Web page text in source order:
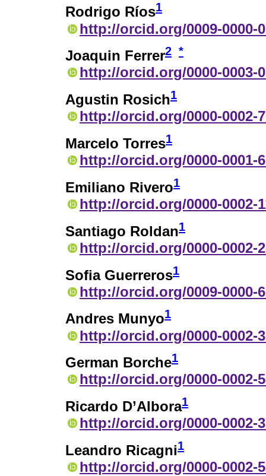
Rodrigo Ríos1
http://orcid.org/0009-0000-
Joaquin Ferrer2 *
http://orcid.org/0000-0003-
Agustin Rosich1
http://orcid.org/0000-0002-
Marcelo Torres1
http://orcid.org/0000-0001-
Emiliano Rivero1
http://orcid.org/0000-0002-
Santiago Roldan1
http://orcid.org/0000-0002-
Sofia Guerreros1
http://orcid.org/0009-0000-
Andres Munyo1
http://orcid.org/0000-0002-
German Borche1
http://orcid.org/0000-0002-
Ricardo D’Albora1
http://orcid.org/0000-0002-
Leandro Ricagni1
http://orcid.org/0000-0002-